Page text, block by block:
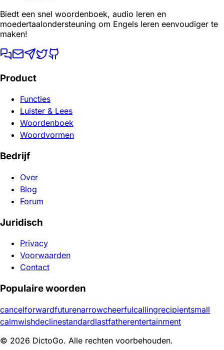
Biedt een snel woordenboek, audio leren en
moedertaalondersteuning om Engels leren eenvoudiger te
maken!
Product
Functies
Luister & Lees
Woordenboek
Woordvormen
Bedrijf
Over
Blog
Forum
Juridisch
Privacy
Voorwaarden
Contact
Populaire woorden
cancelforwardfuturenarrowcheerfulcallingrecipientsmall
calmwishdeclinestandardlastfatherentertainment
© 2026 DictoGo. Alle rechten voorbehouden.